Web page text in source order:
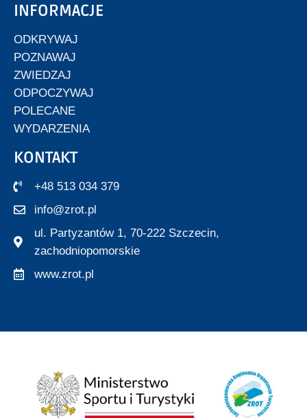
INFORMACJE
ODKRYWAJ
POZNAWAJ
ZWIEDZAJ
ODPOCZYWAJ
POLECANE
WYDARZENIA
KONTAKT
+48 513 034 379
info@zrot.pl
ul. Partyzantów 1, 70-222 Szczecin,
zachodniopomorskie
www.zrot.pl